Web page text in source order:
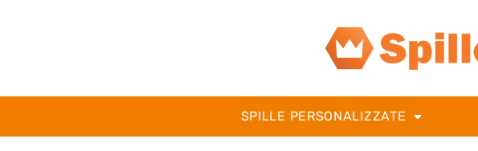
SPILLE PERSONALIZZATE